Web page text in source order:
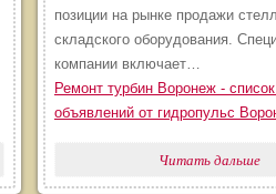
позиции на рынке продажи
складского оборудования.
компании включает…
Ремонт турбин Воронеж -
объявлений от гидропульс
Читать дальше